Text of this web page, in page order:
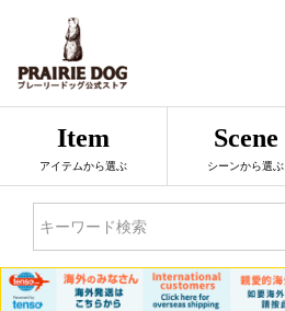
Item
アイテムから選ぶ
Scene
シーンから選ぶ